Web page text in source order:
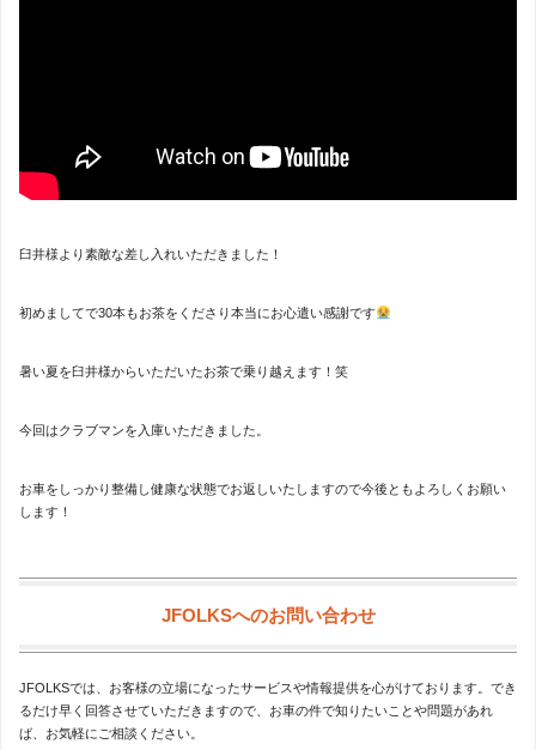
臼井様より素敵な差し入れいただきました！
初めましてで30本もお茶をくださり本当にお心遣い感謝です
暑い夏を臼井様からいただいたお茶で乗り越えます！笑
今回はクラブマンを入庫いただきました。
お車をしっかり整備し健康な状態でお返しいたしますので今後ともよろしくお願い
します！
JFOLKSへのお問い合わせ
JFOLKSでは、お客様の立場になったサービスや情報提供を心がけております。でき
るだけ早く回答させていただきますので、お車の件で知りたいことや問題があれ
ば、お気軽にご相談ください。